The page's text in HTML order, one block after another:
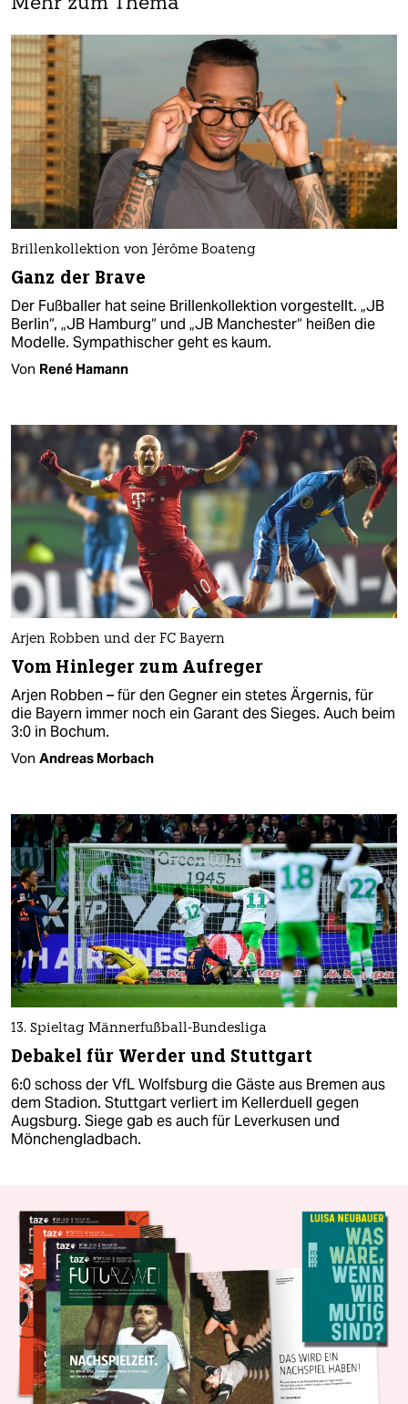
Mehr zum Thema
Brillenkollektion von Jérôme Boateng
Ganz der Brave
Der Fußballer hat seine Brillenkollektion vorgestellt. „JB
Berlin“, „JB Hamburg“ und „JB Manchester“ heißen die
Modelle. Sympathischer geht es kaum.
Von René Hamann
Arjen Robben und der FC Bayern
Vom Hinleger zum Aufreger
Arjen Robben – für den Gegner ein stetes Ärgernis, für
die Bayern immer noch ein Garant des Sieges. Auch beim
3:0 in Bochum.
Von Andreas Morbach
13. Spieltag Männerfußball-Bundesliga
Debakel für Werder und Stuttgart
6:0 schoss der VfL Wolfsburg die Gäste aus Bremen aus
dem Stadion. Stuttgart verliert im Kellerduell gegen
Augsburg. Siege gab es auch für Leverkusen und
Mönchengladbach.